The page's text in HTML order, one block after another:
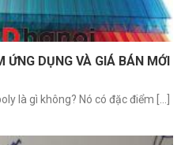
DỤNG VÀ GIÁ BÁN MỚI
là gì không? Nó có đặc điểm [...]